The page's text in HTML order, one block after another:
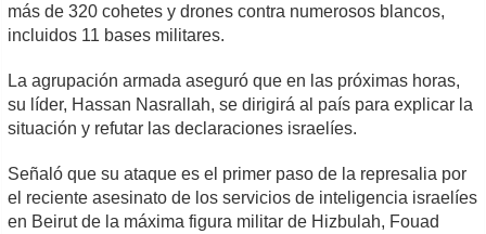
más de 320 cohetes y drones contra numerosos blancos,
incluidos 11 bases militares.
La agrupación armada aseguró que en las próximas horas,
su líder, Hassan Nasrallah, se dirigirá al país para explicar la
situación y refutar las declaraciones israelíes.
Señaló que su ataque es el primer paso de la represalia por
el reciente asesinato de los servicios de inteligencia israelíes
en Beirut de la máxima figura militar de Hizbulah, Fouad